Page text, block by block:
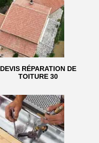
DEVIS RÉPARATION DE
TOITURE 30